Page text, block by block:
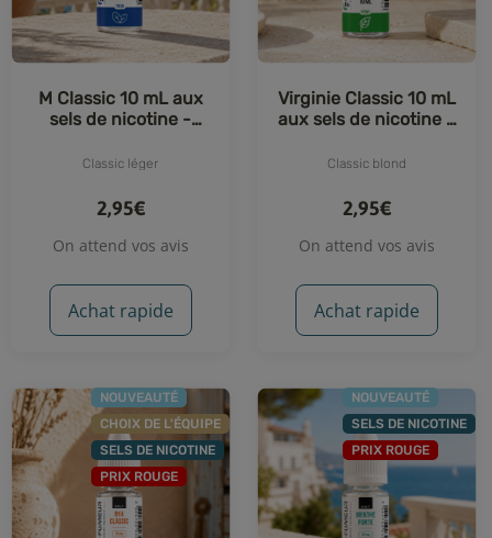
M Classic 10 mL aux
sels de nicotine -
Classic léger
2,95€
On attend vos avis
Achat rapide
Virginie Classic 10 mL
aux sels de nicotine -
Classic blond
2,95€
On attend vos avis
Achat rapide
NOUVEAUTÉ
CHOIX DE L'ÉQUIPE
SELS DE NICOTINE
PRIX ROUGE
NOUVEAUTÉ
SELS DE NICOTINE
PRIX ROUGE